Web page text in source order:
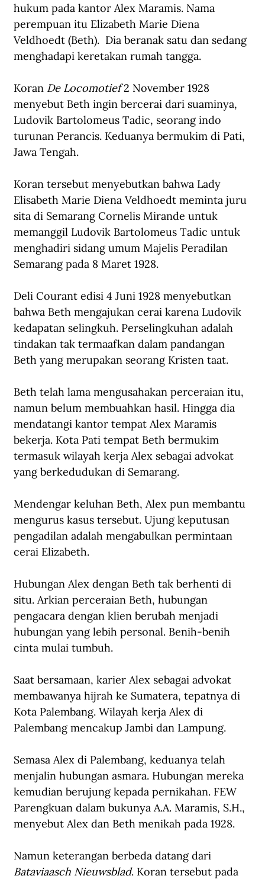
hukum pada kantor Alex Maramis. Nama
perempuan itu Elizabeth Marie Diena
Veldhoedt (Beth).  Dia beranak satu dan sedang
menghadapi keretakan rumah tangga.
Koran De Locomotief 2 November 1928
menyebut Beth ingin bercerai dari suaminya,
Ludovik Bartolomeus Tadic, seorang indo
turunan Perancis. Keduanya bermukim di Pati,
Jawa Tengah.
Koran tersebut menyebutkan bahwa Lady
Elisabeth Marie Diena Veldhoedt meminta juru
sita di Semarang Cornelis Mirande untuk
memanggil Ludovik Bartolomeus Tadic untuk
menghadiri sidang umum Majelis Peradilan
Semarang pada 8 Maret 1928.
Deli Courant edisi 4 Juni 1928 menyebutkan
bahwa Beth mengajukan cerai karena Ludovik
kedapatan selingkuh. Perselingkuhan adalah
tindakan tak termaafkan dalam pandangan
Beth yang merupakan seorang Kristen taat.
Beth telah lama mengusahakan perceraian itu,
namun belum membuahkan hasil. Hingga dia
mendatangi kantor tempat Alex Maramis
bekerja. Kota Pati tempat Beth bermukim
termasuk wilayah kerja Alex sebagai advokat
yang berkedudukan di Semarang.
Mendengar keluhan Beth, Alex pun membantu
mengurus kasus tersebut. Ujung keputusan
pengadilan adalah mengabulkan permintaan
cerai Elizabeth.
Hubungan Alex dengan Beth tak berhenti di
situ. Arkian perceraian Beth, hubungan
pengacara dengan klien berubah menjadi
hubungan yang lebih personal. Benih-benih
cinta mulai tumbuh.
Saat bersamaan, karier Alex sebagai advokat
membawanya hijrah ke Sumatera, tepatnya di
Kota Palembang. Wilayah kerja Alex di
Palembang mencakup Jambi dan Lampung.
Semasa Alex di Palembang, keduanya telah
menjalin hubungan asmara. Hubungan mereka
kemudian berujung kepada pernikahan. FEW
Parengkuan dalam bukunya A.A. Maramis, S.H.,
menyebut Alex dan Beth menikah pada 1928.
Namun keterangan berbeda datang dari
Bataviaasch Nieuwsblad. Koran tersebut pada